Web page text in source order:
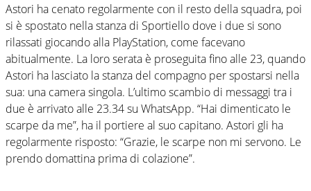
Astori ha cenato regolarmente con il resto della squadra, poi
si è spostato nella stanza di Sportiello dove i due si sono
rilassati giocando alla PlayStation, come facevano
abitualmente. La loro serata è proseguita fino alle 23, quando
Astori ha lasciato la stanza del compagno per spostarsi nella
sua: una camera singola. L’ultimo scambio di messaggi tra i
due è arrivato alle 23.34 su WhatsApp. “Hai dimenticato le
scarpe da me”, ha il portiere al suo capitano. Astori gli ha
regolarmente risposto: “Grazie, le scarpe non mi servono. Le
prendo domattina prima di colazione”.